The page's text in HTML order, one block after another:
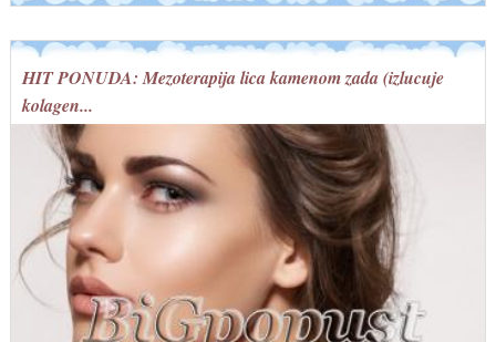
HIT PONUDA: Mezoterapija lica kamenom zada (izlucuje
kolagen...